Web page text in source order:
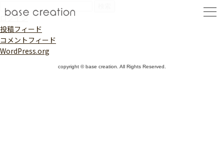
索:ログイン
投稿フィード
コメントフィード
WordPress.org
copyright © base creation. All Rights Reserved.